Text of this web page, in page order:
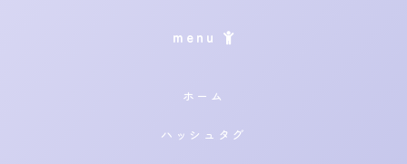
menu
ホーム
ハッシュタグ